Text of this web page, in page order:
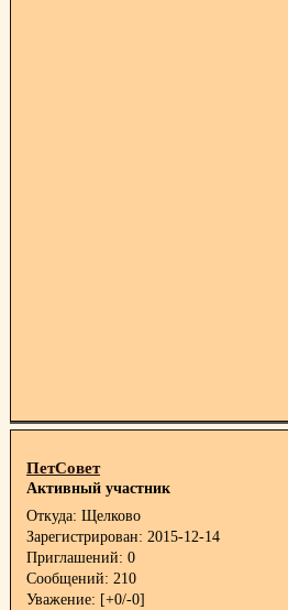
ПетСовет
Активный участник
Откуда: Щелково
Зарегистрирован: 2015-12-14
Приглашений: 0
Сообщений: 210
Уважение: [+0/-0]